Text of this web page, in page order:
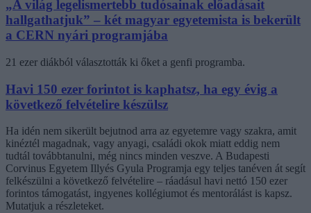
„A világ legelismertebb tudósainak előadásait
hallgathatjuk” – két magyar egyetemista is bekerült
a CERN nyári programjába
21 ezer diákból választották ki őket a genfi programba.
Havi 150 ezer forintot is kaphatsz, ha egy évig a
következő felvételire készülsz
Ha idén nem sikerült bejutnod arra az egyetemre vagy szakra, amit
kinéztél magadnak, vagy anyagi, családi okok miatt eddig nem
tudtál továbbtanulni, még nincs minden veszve. A Budapesti
Corvinus Egyetem Illyés Gyula Programja egy teljes tanéven át segít
felkészülni a következő felvételire – ráadásul havi nettó 150 ezer
forintos támogatást, ingyenes kollégiumot és mentorálást is kapsz.
Mutatjuk a részleteket.